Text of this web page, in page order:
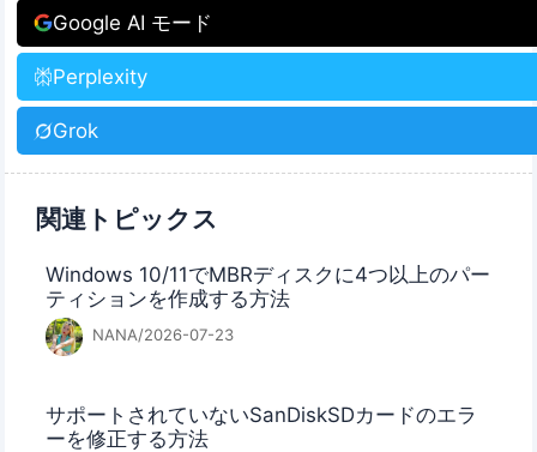
Google AI モード
Perplexity
Grok
関連トピックス
Windows 10/11でMBRディスクに4つ以上のパー
ティションを作成する方法
NANA/2026-07-23
サポートされていないSanDiskSDカードのエラ
ーを修正する方法